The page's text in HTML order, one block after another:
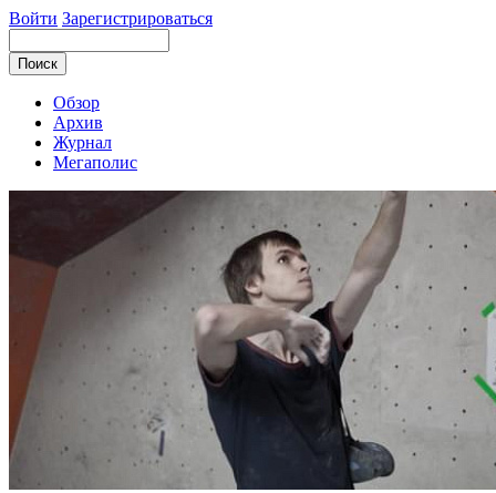
Войти Зарегистрироваться
Обзор
Архив
Журнал
Мегаполис